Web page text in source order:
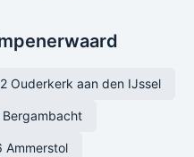
Ouderkerk aan den IJssel
Ammerstol